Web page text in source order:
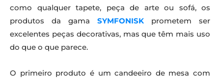
como qualquer tapete, peça de arte ou sofá, os
produtos da gama SYMFONISK prometem ser
excelentes peças decorativas, mas que têm mais uso
do que o que parece.
O primeiro produto é um candeeiro de mesa com